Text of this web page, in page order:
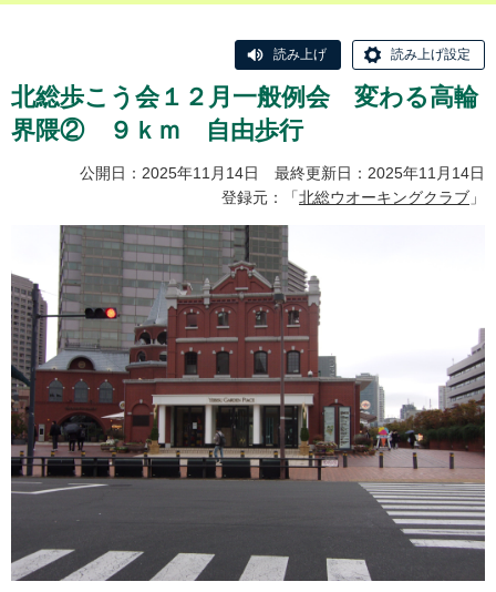
読み上げ 読み上げ設定
北総歩こう会１２月一般例会 変わる高輪
界隈② ９ｋｍ 自由歩行
公開日：2025年11月14日 最終更新日：2025年11月14日
登録元：「北総ウオーキングクラブ 」